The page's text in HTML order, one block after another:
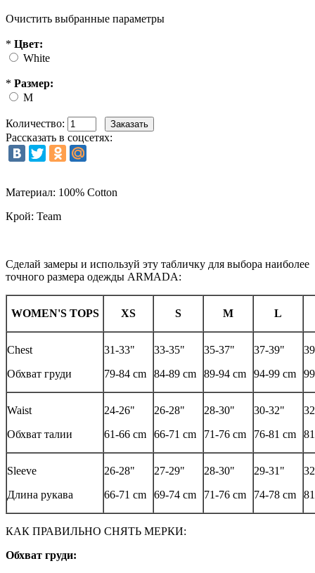
Очистить выбранные параметры
* Цвет:
White
* Размер:
M
Количество:
Рассказать в соцсетях:
Материал: 100% Cotton
Крой: Team
Сделай замеры и используй эту табличку для выбора наиболее
точного размера одежды ARMADA:
WOMEN'S TOPS XS S M L
Chest
Обхват груди
31-33"
79-84 cm
33-35"
84-89 cm
35-37"
89-94 cm
37-39"
94-99 cm
Waist
Обхват талии
24-26"
61-66 cm
26-28"
66-71 cm
28-30"
71-76 cm
30-32"
76-81 cm
Sleeve
Длина рукава
26-28"
66-71 cm
27-29"
69-74 cm
28-30"
71-76 cm
29-31"
74-78 cm
КАК ПРАВИЛЬНО СНЯТЬ МЕРКИ:
Обхват груди: